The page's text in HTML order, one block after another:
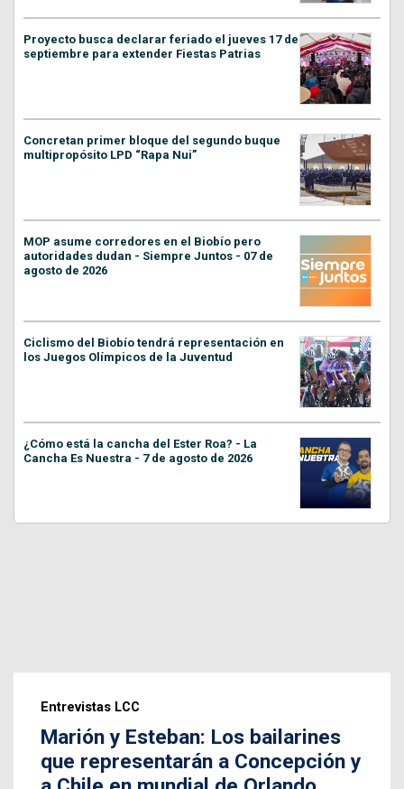
Proyecto busca declarar feriado el jueves 17 de
septiembre para extender Fiestas Patrias
Concretan primer bloque del segundo buque
multipropósito LPD “Rapa Nui”
MOP asume corredores en el Biobío pero
autoridades dudan - Siempre Juntos - 07 de
agosto de 2026
Ciclismo del Biobío tendrá representación en
los Juegos Olímpicos de la Juventud
¿Cómo está la cancha del Ester Roa? - La
Cancha Es Nuestra - 7 de agosto de 2026
Entrevistas LCC
Marión y Esteban: Los bailarines
que representarán a Concepción y